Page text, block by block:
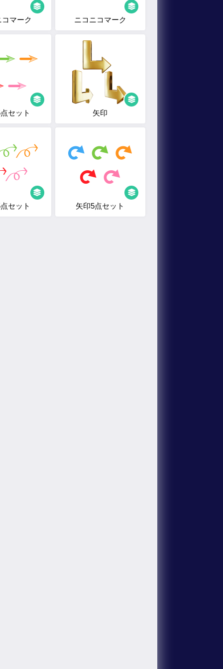
マーク ニコニコマーク
セット 矢印
セット 矢印5点セット